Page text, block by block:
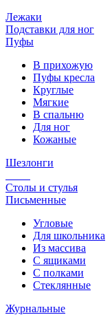
Лежаки
Подставки для ног
Пуфы
В прихожую
Пуфы кресла
Круглые
Мягкие
В спальню
Для ног
Кожаные
Шезлонги
Столы и стулья
Письменные
Угловые
Для школьника
Из массива
С ящиками
С полками
Стеклянные
Журнальные